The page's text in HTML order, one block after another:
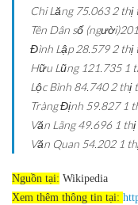
Chi Lăng 75.063 2 thị
Tên Dân số
Đình Lập 28.579 2 thị
Hữu Lũng 121.735 1
Lộc Bình 84.740 2 thị
Tràng Định 59.827 1
Văn Lãng 49.696 1
Văn Quan 54.202 1
Nguồn tại: Wikipedia
Xem thêm thông tin tại: